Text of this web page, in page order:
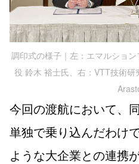
調印式の様子｜左：エマルショ
役 鈴木 裕士氏、右：VTT技術
今回の渡航において、
単独で乗り込んだわけ
ような大企業との連携